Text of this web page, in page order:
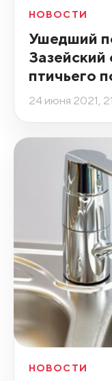
НОВОСТИ
Ушедший
птичьего
24 июня 2021,
НОВОСТИ